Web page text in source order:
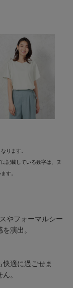
ります。
記載している数字は、ヌ
す。
やフォーマルシー
演出。
適に過ごせま
。